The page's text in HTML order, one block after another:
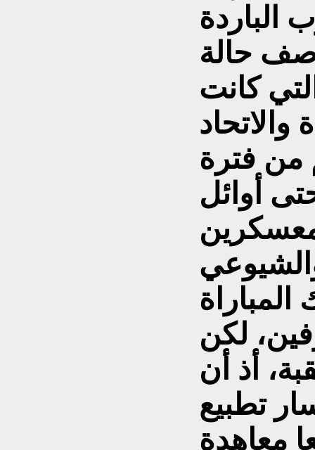
الباردة
حالة
كانت
والاتحاد
من فترة
أوائل
لكن
أذ أن
تطبيع
معاهدة